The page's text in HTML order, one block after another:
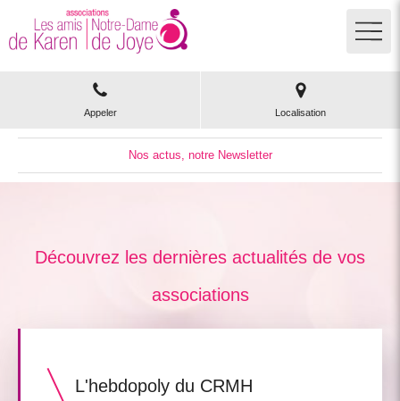
Appeler Localisation
Nos actus, notre Newsletter
Découvrez les dernières actualités de vos
associations
L'hebdopoly du CRMH